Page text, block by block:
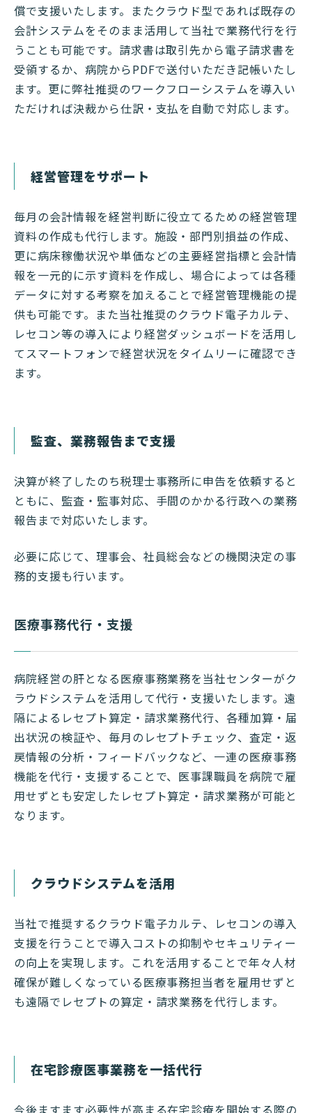
償で支援いたします。またクラウド型であれば既存の
会計システムをそのまま活用して当社で業務代行を行
うことも可能です。請求書は取引先から電子請求書を
受領するか、病院からPDFで送付いただき記帳いたし
ます。更に弊社推奨のワークフローシステムを導入い
ただければ決裁から仕訳・支払を自動で対応します。
経営管理をサポート
毎月の会計情報を経営判断に役立てるための経営管理
資料の作成も代行します。施設・部門別損益の作成、
更に病床稼働状況や単価などの主要経営指標と会計情
報を一元的に示す資料を作成し、場合によっては各種
データに対する考察を加えることで経営管理機能の提
供も可能です。また当社推奨のクラウド電子カルテ、
レセコン等の導入により経営ダッシュボードを活用し
てスマートフォンで経営状況をタイムリーに確認でき
ます。
監査、業務報告まで支援
決算が終了したのち税理士事務所に申告を依頼すると
ともに、監査・監事対応、手間のかかる行政への業務
報告まで対応いたします。
必要に応じて、理事会、社員総会などの機関決定の事
務的支援も行います。
医療事務代行・支援
病院経営の肝となる医療事務業務を当社センターがク
ラウドシステムを活用して代行・支援いたします。遠
隔によるレセプト算定・請求業務代行、各種加算・届
出状況の検証や、毎月のレセプトチェック、査定・返
戻情報の分析・フィードバックなど、一連の医療事務
機能を代行・支援することで、医事課職員を病院で雇
用せずとも安定したレセプト算定・請求業務が可能と
なります。
クラウドシステムを活用
当社で推奨するクラウド電子カルテ、レセコンの導入
支援を行うことで導入コストの抑制やセキュリティー
の向上を実現します。これを活用することで年々人材
確保が難しくなっている医療事務担当者を雇用せずと
も遠隔でレセプトの算定・請求業務を代行します。
在宅診療医事業務を一括代行
今後ますます必要性が高まる在宅診療を開始する際の